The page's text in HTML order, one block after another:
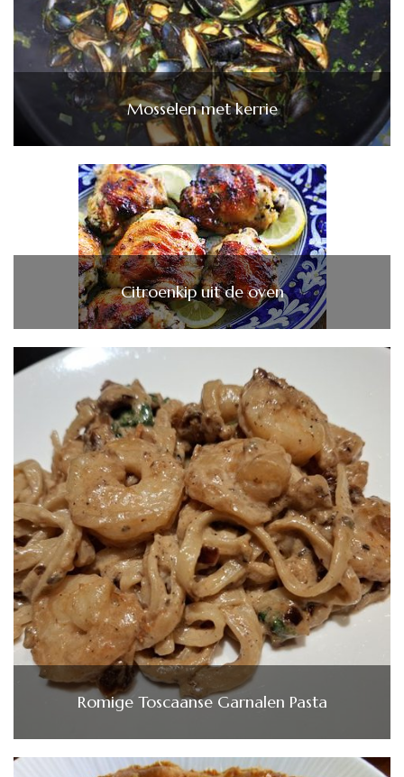
Mosselen met kerrie
Citroenkip uit de oven
Romige Toscaanse Garnalen Pasta